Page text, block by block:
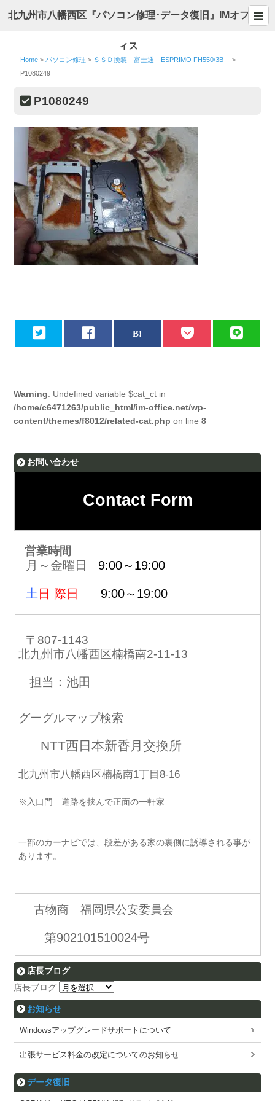
北九州市八幡西区『パソコン修理･データ復旧』IMオフ
ィス
Home > パソコン修理 > ＳＳＤ換装 富士通 ESPRIMO FH550/3B
>
P1080249
P1080249
Warning: Undefined variable $cat_ct in
/home/c6471263/public_html/im-office.net/wp-
content/themes/f8012/related-cat.php on line8
お問い合わせ
Contact Form
営業時間
月～金曜日 9:00～19:00
土 日 際日 9:00～19:00
〒807-1143
北九州市八幡西区楠橋南2-11-13
担当：池田
グーグルマップ検索
NTT西日本新香月交換所
北九州市八幡西区楠橋南1丁目8-16
※入口門 道路を挟んで正面の一軒家
一部のカーナビでは、段差がある家の裏側に誘導される事が
あります。
古物商 福岡県公安委員会
第902101510024号
店長ブログ
店長ブログ
お知らせ
Windowsアップグレードサポートについて
出張サービス料金の改定についてのお知らせ
データ復旧